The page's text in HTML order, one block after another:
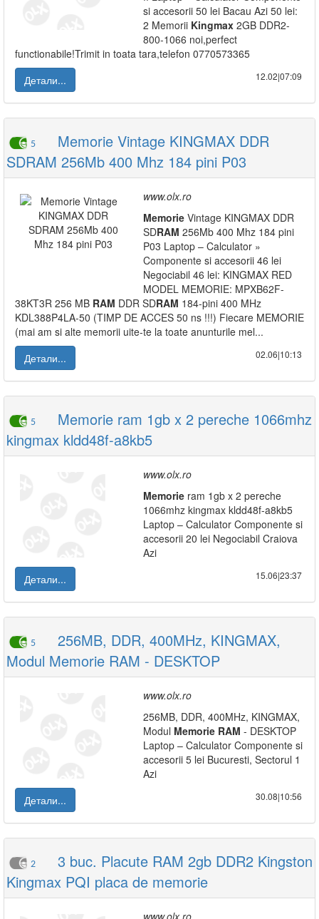
si accesorii 50 lei Bacau Azi 50 lei:
2 Memorii Kingmax 2GB DDR2-
800-1066 noi,perfect
functionabile!Trimit in toata tara,telefon 0770573365
Детали...
12.02|07:09
5
Memorie Vintage KINGMAX DDR
SDRAM 256Mb 400 Mhz 184 pini P03
www.olx.ro
Memorie Vintage KINGMAX DDR
SDRAM 256Mb 400 Mhz 184 pini
P03 Laptop – Calculator »
Componente si accesorii 46 lei
Negociabil 46 lei: KINGMAX RED
MODEL MEMORIE: MPXB62F-
38KT3R 256 MB RAM DDR SDRAM 184-pini 400 MHz
KDL388P4LA-50 (TIMP DE ACCES 50 ns !!!) Fiecare MEMORIE
(mai am si alte memorii uite-te la toate anunturile mel...
Детали...
02.06|10:13
5
Memorie ram 1gb x 2 pereche 1066mhz
kingmax kldd48f-a8kb5
www.olx.ro
Memorie ram 1gb x 2 pereche
1066mhz kingmax kldd48f-a8kb5
Laptop – Calculator Componente si
accesorii 20 lei Negociabil Craiova
Azi
Детали...
15.06|23:37
5
256MB, DDR, 400MHz, KINGMAX,
Modul Memorie RAM - DESKTOP
www.olx.ro
256MB, DDR, 400MHz, KINGMAX,
Modul Memorie RAM - DESKTOP
Laptop – Calculator Componente si
accesorii 5 lei Bucuresti, Sectorul 1
Azi
Детали...
30.08|10:56
2
3 buc. Placute RAM 2gb DDR2 Kingston
Kingmax PQI placa de memorie
www.olx.ro